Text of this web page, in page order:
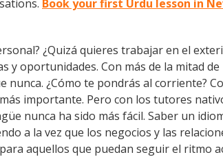
Book your first Urdu lesson in
¿Quizá quieres trabajar en el
y oportunidades. Con más de la mitad
¿Cómo te pondrás al corriente?
importante. Pero con los tutores
nunca ha sido más fácil. Saber un
a la vez que los negocios y las
aquellos que puedan seguir el ritmo